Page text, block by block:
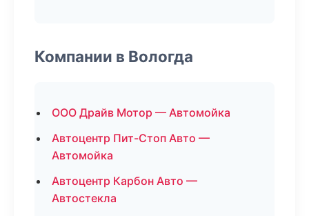
Компании в Вологда
ООО Драйв Мотор — Автомойка
Автоцентр Пит-Стоп Авто —
Автомойка
Автоцентр Карбон Авто —
Автостекла